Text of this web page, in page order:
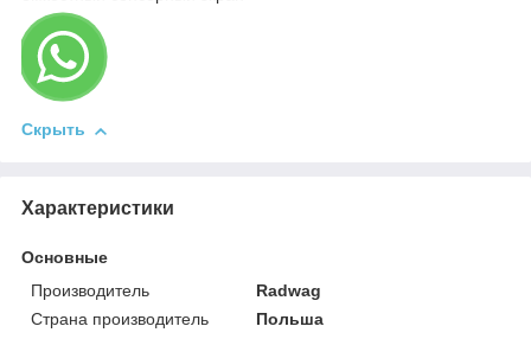
Скрыть
Характеристики
Основные
Производитель
Radwag
Страна производитель
Польша